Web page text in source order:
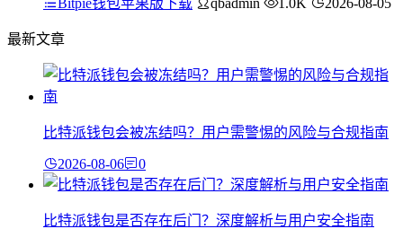
最新文章
比特派钱包会被冻结吗？用户需警惕的风险与合规指南
2026-08-06 0
比特派钱包是否存在后门？深度解析与用户安全指南